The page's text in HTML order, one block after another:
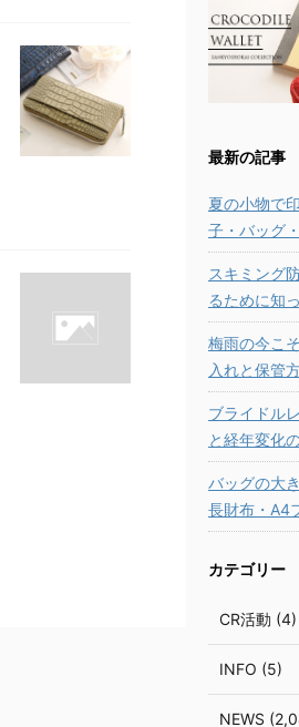
最新の記事
夏の小物で
子・バッグ
スキミング
るために知
梅雨の今こ
入れと保管
ブライドル
と経年変化
バッグの大
長財布・A4
カテゴリー
CR活動 (4)
INFO (5)
NEWS